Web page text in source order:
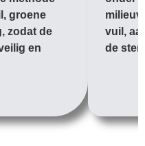
groene
zodat de
en
vuil,
de